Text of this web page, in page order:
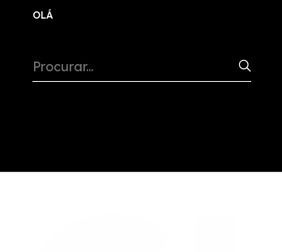
OLÁ